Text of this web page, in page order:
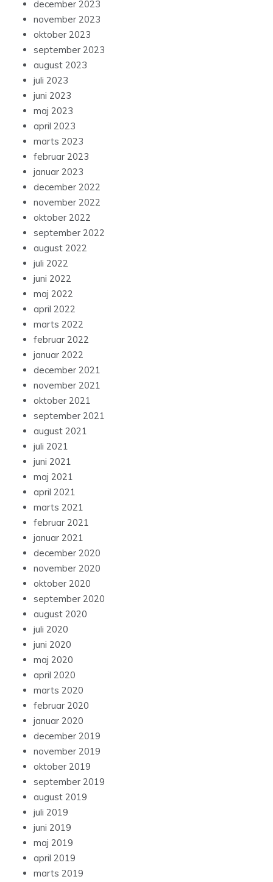
december 2023
november 2023
oktober 2023
september 2023
august 2023
juli 2023
juni 2023
maj 2023
april 2023
marts 2023
februar 2023
januar 2023
december 2022
november 2022
oktober 2022
september 2022
august 2022
juli 2022
juni 2022
maj 2022
april 2022
marts 2022
februar 2022
januar 2022
december 2021
november 2021
oktober 2021
september 2021
august 2021
juli 2021
juni 2021
maj 2021
april 2021
marts 2021
februar 2021
januar 2021
december 2020
november 2020
oktober 2020
september 2020
august 2020
juli 2020
juni 2020
maj 2020
april 2020
marts 2020
februar 2020
januar 2020
december 2019
november 2019
oktober 2019
september 2019
august 2019
juli 2019
juni 2019
maj 2019
april 2019
marts 2019